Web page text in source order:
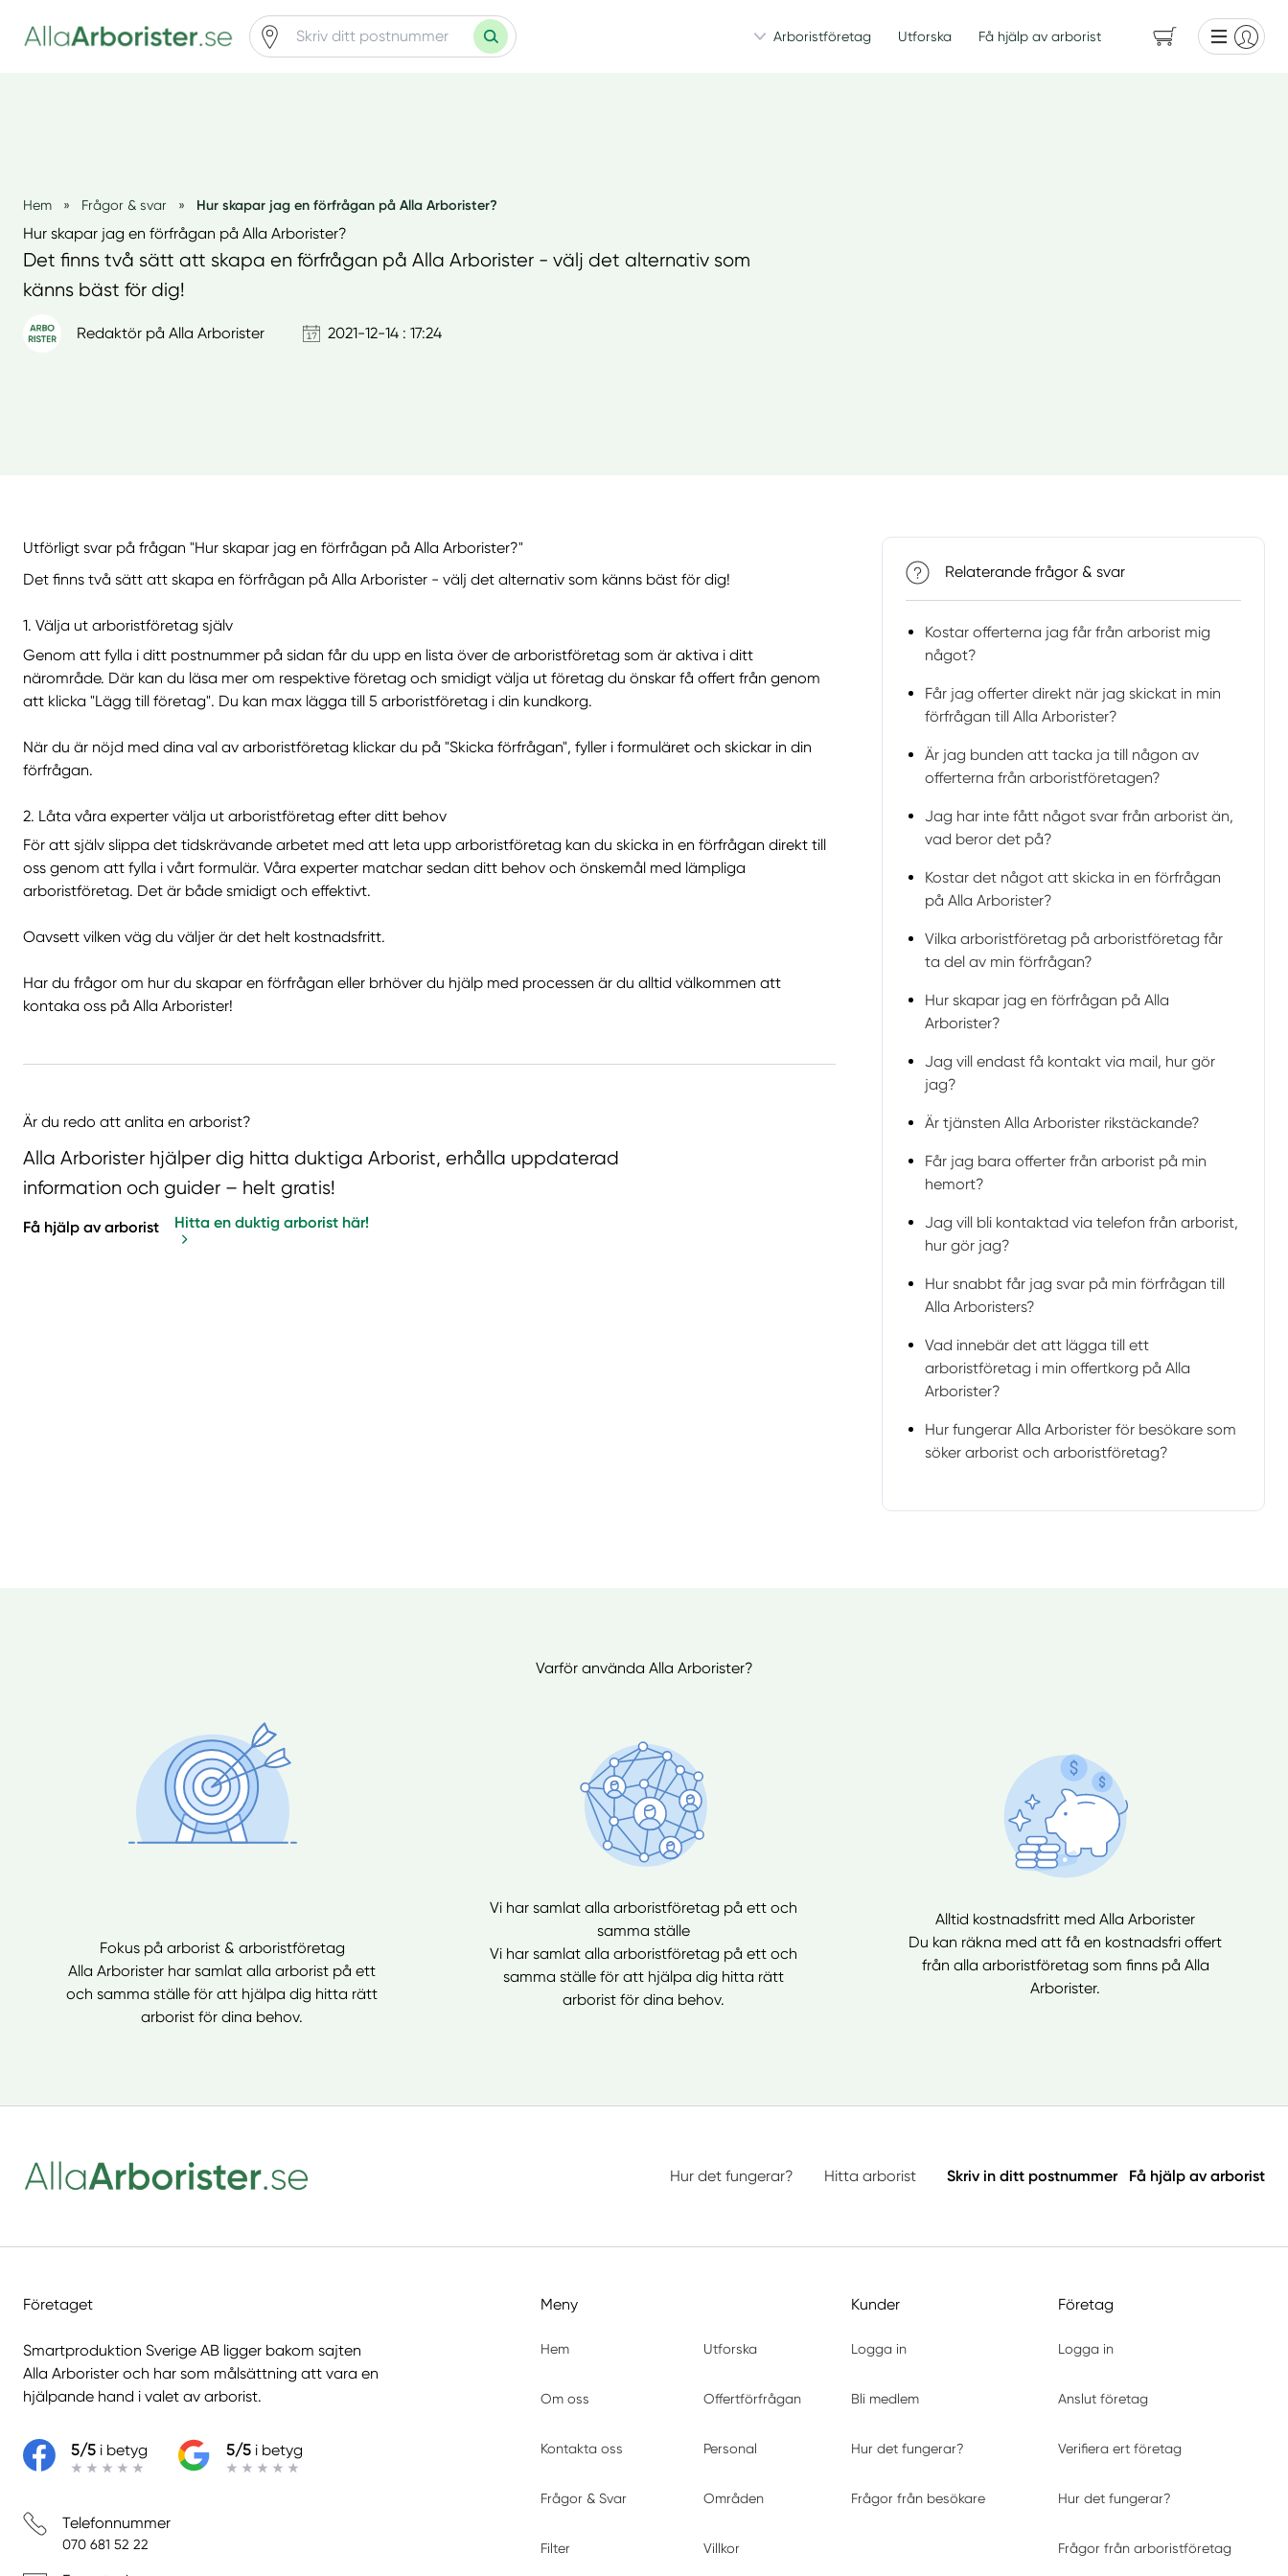
Arboristföretag Utforska Få hjälp av arborist
Hem » Frågor & svar » Hur skapar jag en förfrågan på Alla Arborister?
Hur skapar jag en förfrågan på Alla Arborister?
Det finns två sätt att skapa en förfrågan på Alla Arborister - välj det alternativ som
känns bäst för dig!
Redaktör på Alla Arborister 2021-12-14 : 17:24
Utförligt svar på frågan "Hur skapar jag en förfrågan på Alla Arborister?"
Det finns två sätt att skapa en förfrågan på Alla Arborister - välj det alternativ som känns bäst för dig!
1. Välja ut arboristföretag själv
Genom att fylla i ditt postnummer på sidan får du upp en lista över de arboristföretag som är aktiva i ditt
närområde. Där kan du läsa mer om respektive företag och smidigt välja ut företag du önskar få offert från genom
att klicka "Lägg till företag". Du kan max lägga till 5 arboristföretag i din kundkorg.
När du är nöjd med dina val av arboristföretag klickar du på "Skicka förfrågan", fyller i formuläret och skickar in din
förfrågan.
2. Låta våra experter välja ut arboristföretag efter ditt behov
För att själv slippa det tidskrävande arbetet med att leta upp arboristföretag kan du skicka in en förfrågan direkt till
oss genom att fylla i vårt formulär. Våra experter matchar sedan ditt behov och önskemål med lämpliga
arboristföretag. Det är både smidigt och effektivt.
Oavsett vilken väg du väljer är det helt kostnadsfritt.
Har du frågor om hur du skapar en förfrågan eller brhöver du hjälp med processen är du alltid välkommen att
kontaka oss på Alla Arborister!
Är du redo att anlita en arborist?
Alla Arborister hjälper dig hitta duktiga Arborist, erhålla uppdaterad
information och guider – helt gratis!
Få hjälp av arborist Hitta en duktig arborist här!
Relaterande frågor & svar
Kostar offerterna jag får från arborist mig
något?
Får jag offerter direkt när jag skickat in min
förfrågan till Alla Arborister?
Är jag bunden att tacka ja till någon av
offerterna från arboristföretagen?
Jag har inte fått något svar från arborist än,
vad beror det på?
Kostar det något att skicka in en förfrågan
på Alla Arborister?
Vilka arboristföretag på arboristföretag får
ta del av min förfrågan?
Hur skapar jag en förfrågan på Alla
Arborister?
Jag vill endast få kontakt via mail, hur gör
jag?
Är tjänsten Alla Arborister rikstäckande?
Får jag bara offerter från arborist på min
hemort?
Jag vill bli kontaktad via telefon från arborist,
hur gör jag?
Hur snabbt får jag svar på min förfrågan till
Alla Arboristers?
Vad innebär det att lägga till ett
arboristföretag i min offertkorg på Alla
Arborister?
Hur fungerar Alla Arborister för besökare som
söker arborist och arboristföretag?
Varför använda Alla Arborister?
Fokus på arborist & arboristföretag
Alla Arborister har samlat alla arborist på ett
och samma ställe för att hjälpa dig hitta rätt
arborist för dina behov.
Vi har samlat alla arboristföretag på ett och
samma ställe
Vi har samlat alla arboristföretag på ett och
samma ställe för att hjälpa dig hitta rätt
arborist för dina behov.
Alltid kostnadsfritt med Alla Arborister
Du kan räkna med att få en kostnadsfri offert
från alla arboristföretag som finns på Alla
Arborister.
Hur det fungerar? Hitta arborist Skriv in ditt postnummer Få hjälp av arborist
Företaget
Smartproduktion Sverige AB ligger bakom sajten
Alla Arborister och har som målsättning att vara en
hjälpande hand i valet av arborist.
5/5 i betyg 5/5 i betyg
Telefonnummer
070 681 52 22
Meny
Hem Utforska
Om oss Offertförfrågan
Kontakta oss Personal
Frågor & Svar Områden
Filter Villkor
Kunder
Logga in
Bli medlem
Hur det fungerar?
Frågor från besökare
Företag
Logga in
Anslut företag
Verifiera ert företag
Hur det fungerar?
Frågor från arboristföretag